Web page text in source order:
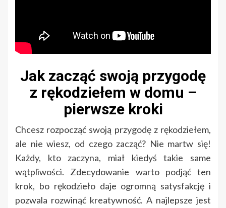
Jak zacząć swoją przygodę
z rękodziełem w domu –
pierwsze kroki
Chcesz rozpocząć swoją przygodę z rękodziełem,
ale nie wiesz, od czego zacząć? Nie martw się!
Każdy, kto zaczyna, miał kiedyś takie same
wątpliwości. Zdecydowanie warto podjąć ten
krok, bo rękodzieło daje ogromną satysfakcję i
pozwala rozwinąć kreatywność. A najlepsze jest